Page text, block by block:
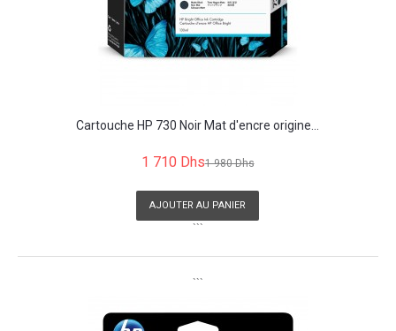
Cartouche HP 730 Noir Mat d'encre origine...
1 710 Dhs1 980 Dhs
AJOUTER AU PANIER
```
```